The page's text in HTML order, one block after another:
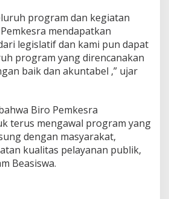
program dan kegiatan
mendapatkan
legislatif dan kami pun dapat
program yang direncanakan
baik dan akuntabel ,” ujar
Biro Pemkesra
terus mengawal program yang
dengan masyarakat,
kualitas pelayanan publik,
Beasiswa.